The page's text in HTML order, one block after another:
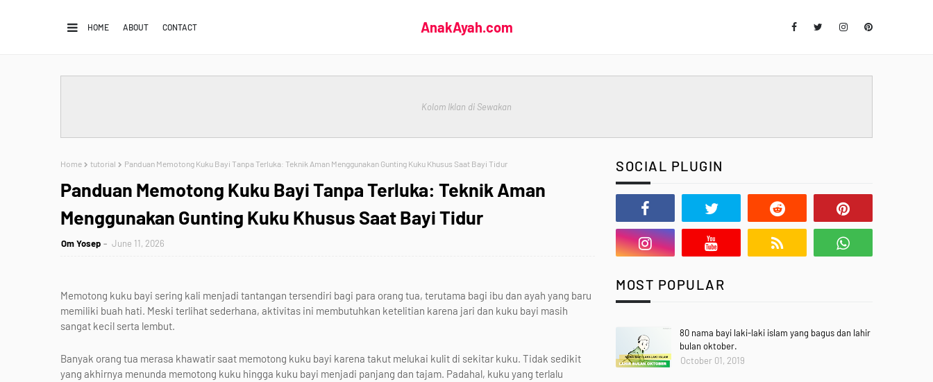
HOME ABOUT CONTACT AnakAyah.com
Kolom Iklan di Sewakan
Home tutorial Panduan Memotong Kuku Bayi Tanpa Terluka: Teknik Aman Menggunakan Gunting Kuku Khusus Saat Bayi Tidur
Panduan Memotong Kuku Bayi Tanpa Terluka: Teknik Aman
Menggunakan Gunting Kuku Khusus Saat Bayi Tidur
Om Yosep June 11, 2026
Memotong kuku bayi sering kali menjadi tantangan tersendiri bagi para orang tua, terutama bagi ibu dan ayah yang baru
memiliki buah hati. Meski terlihat sederhana, aktivitas ini membutuhkan ketelitian karena jari dan kuku bayi masih
sangat kecil serta lembut.
Banyak orang tua merasa khawatir saat memotong kuku bayi karena takut melukai kulit di sekitar kuku. Tidak sedikit
yang akhirnya menunda memotong kuku hingga kuku bayi menjadi panjang dan tajam. Padahal, kuku yang terlalu
SOCIAL PLUGIN
MOST POPULAR
80 nama bayi laki-laki islam yang bagus dan lahir
bulan oktober.
October 01, 2019